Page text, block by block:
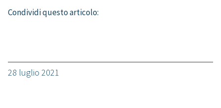
28 luglio 2021
Condividi questo articolo: